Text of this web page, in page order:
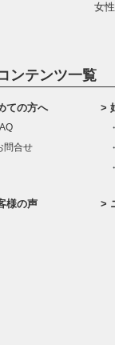
女
ンテンツ一覧
ての方へ
問合せ
様の声